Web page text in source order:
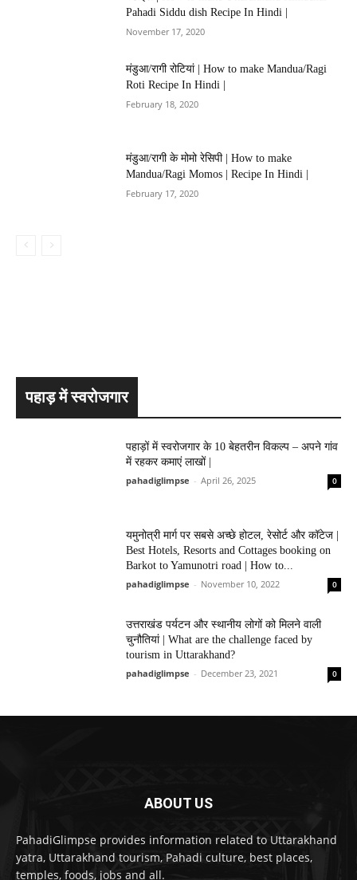
Pahadi Siddu dish Recipe In Hindi |
November 17, 2020
मंडुआ/रागी रोटियां | How to make Mandua/Ragi
Roti Recipe In Hindi |
February 18, 2020
मंडुआ/रागी के मोमो रेसिपी | How to make
Mandua/Ragi Momos | Recipe In Hindi |
February 17, 2020
पहाड़ में स्वरोजगार
पहाड़ों में स्वरोजगार के 10 बेहतरीन विकल्प – अपने गांव
में रहकर कमाएं लाखों |
pahadiglimpse - April 26, 2025 0
यमुनोत्री मार्ग पर सबसे अच्छे होटल, रेसोर्ट और कॉटेज |
Best Hotels, Resorts and Cottages booking on
Barkot to Yamunotri road | How to...
pahadiglimpse - November 10, 2022 0
उत्तराखंड पर्यटन और स्थानीय लोगों को मिलने वाली
चुनौतियां | What are the challenge faced by
tourism in Uttarakhand?
pahadiglimpse - December 23, 2021 0
ABOUT US
PahadiGlimpse provides information related to Uttarakhand
yatra, Uttarakhand tourism, Pahadi culture, best places,
temples, foods, jobs and all.